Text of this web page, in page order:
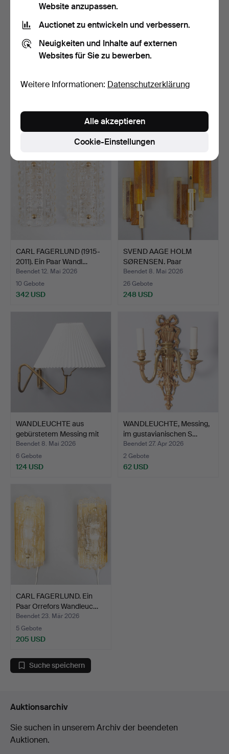
LIGHT STUDIO BY HORN
Wandleuchten (2), mit…
2 Gebote
DÄNISCHES DESIGN zwei
Wandleuchten aus rot…
1 Gebot
47 USD
CARL FAGERLUND (1915-
2011). Ein Paar Wandl…
Beendet 12. Mai 2026
10 Gebote
342 USD
SVEND AAGE HOLM
SØRENSEN. Paar
Wandleuchte…
Beendet 8. Mai 2026
26 Gebote
248 USD
WANDLEUCHTE aus
gebürstetem Messing mit
Sc…
Beendet 8. Mai 2026
6 Gebote
124 USD
WANDLEUCHTE, Messing,
im gustavianischen S…
Beendet 27. Apr 2026
2 Gebote
62 USD
CARL FAGERLUND. Ein
Paar Orrefors Wandleuc…
Beendet 23. Mär 2026
5 Gebote
205 USD
Suche speichern
Auktionsarchiv
Sie suchen in unserem Archiv der beendeten
Auktionen.
Website anzupassen.
Auctionet zu entwickeln und verbessern.
Neuigkeiten und Inhalte auf externen
Websites für Sie zu bewerben.
Weitere Informationen: Datenschutzerklärung
Cookie-Einstellungen
Alle akzeptieren